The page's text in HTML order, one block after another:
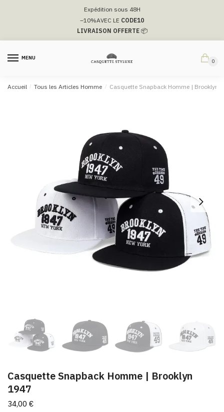
navigation
Expédition sous 48H
–10%AVEC LE CODE10
LIVRAISON OFFERTE📦
MENU
0
Accueil / Tous les Articles Homme / Casquette Snapback Homme​ | Brooklyn
Casquette Snapback Homme​ | Brooklyn
1947
34,00 €